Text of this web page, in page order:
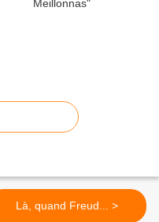
Là, quand Freud... >